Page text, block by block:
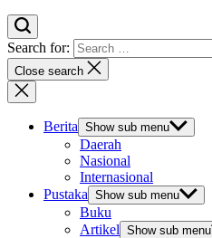
Search for:
Close search
Berita Show sub menu
Daerah
Nasional
Internasional
Pustaka Show sub menu
Buku
Artikel Show sub menu